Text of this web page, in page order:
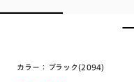
カラー： ブラック(2094)